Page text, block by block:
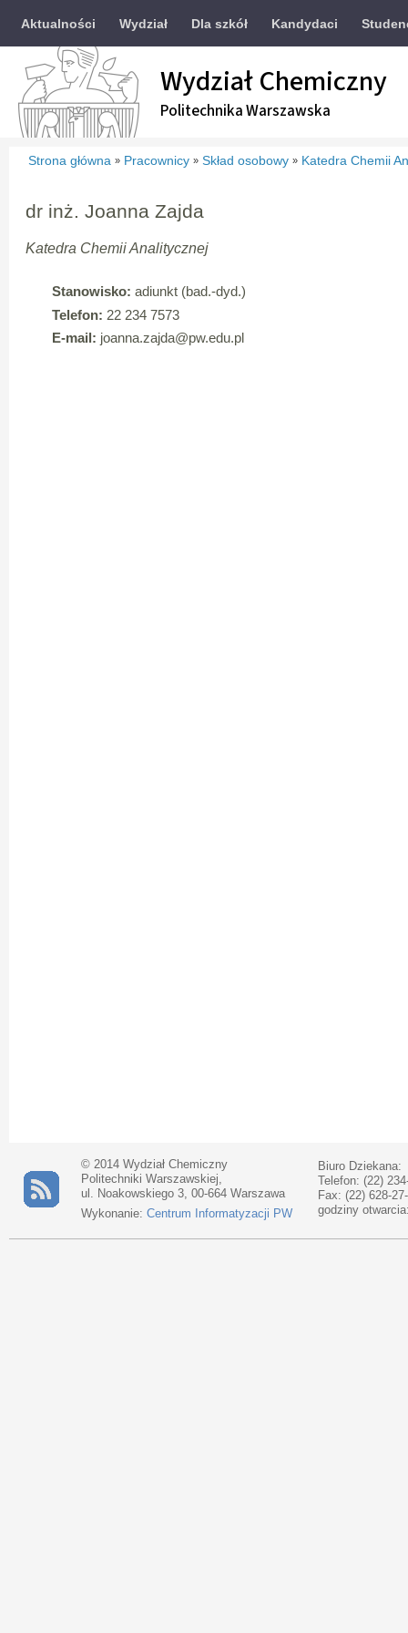
Aktualności Wydział Dla szkół Kandydaci
Wydział Chemiczny
Politechnika Warszawska
Strona główna » Pracownicy » Skład osobowy » Katedra Chemii
dr inż. Joanna Zajda
Katedra Chemii Analitycznej
Stanowisko: adiunkt (bad.-dyd.)
Telefon: 22 234 7573
E-mail: joanna.zajda@pw.edu.pl
© 2014 Wydział Chemiczny
Politechniki Warszawskiej,
ul. Noakowskiego 3, 00-664 Warszawa
Wykonanie: Centrum Informatyzacji PW
Biuro Dziekana:
Telefon: (22)
Fax: (22) 628-
godziny